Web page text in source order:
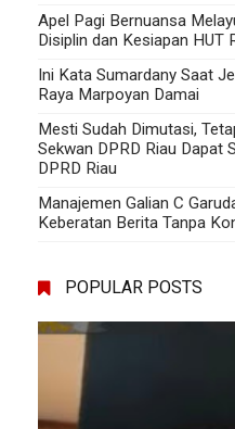
Apel Pagi Bernuansa
Disiplin dan Kesiapan HUT
Ini Kata Sumardany Saat
Raya Marpoyan Damai
Mesti Sudah Dimutasi,
Sekwan DPRD Riau Dapat
DPRD Riau
Manajemen Galian C
Keberatan Berita Tanpa
POPULAR POSTS